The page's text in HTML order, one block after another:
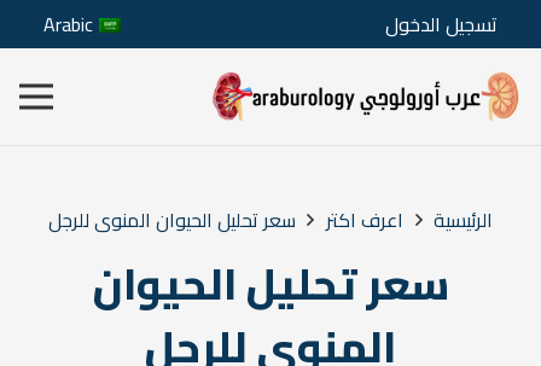
تسجيل الدخول Arabic
الرئيسية اعرف اكتر سعر تحليل الحيوان المنوى للرجل
سعر تحليل الحيوان
المنوى للرجل